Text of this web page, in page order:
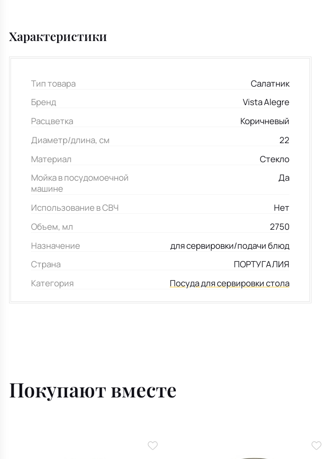
Характеристики
Тип товара
Салатник
Бренд
Vista Alegre
Расцветка
Коричневый
Диаметр/длина, см
22
Материал
Стекло
Мойка в посудомоечной
машине
Да
Использование в СВЧ
Нет
Объем, мл
2750
Назначение
для сервировки/подачи блюд
Страна
ПОРТУГАЛИЯ
Категория
Посуда для сервировки стола
Покупают вместе